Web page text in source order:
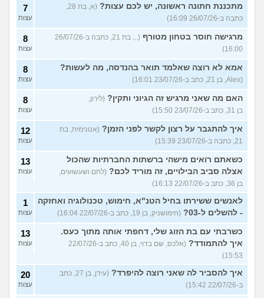
מתכננת חתונה ראשונה, יש לכם עצות?
(א, בת 28,
כתבה ב-26/07/26 16:09)
7
עצות
מרגישה חוסר בטחון מטורף
(.., בת 21, כתבה ב-26/07/26
16:00)
8
עצות
אמא לא רוצה שאלמד תואר בהנדסה, מה לעשות?
(Alex, בן 21, כתב ב-23/07/26 16:01)
8
עצות
האם מה שאני מרגיש זה הגיוני ותקין? (לירון,
בן 31, כתב ב-23/07/26 15:50)
8
עצות
איך להתגבר על רצון לקשר לפני הזמן? (אנונימית, בת
21, כתבה ב-23/07/26 15:39)
12
עצות
כשאתם רואים מישהי ברשתות החברתיות שהכול
אצלה סביב הבילויים, זה מוריד לכם? (לחם ושעשועים,
בן 36, כתב ב-22/07/26 16:13)
13
עצות
לאנשים ששירתו בחיל הטנ"א, חימוש, טכנולוגיה ואחזקה
- להשלים ל-03?
(חימושניק, בן 19, כתב ב-22/07/26 16:04)
1
עצות
כשרבתי עם בת הזוג שלי, דחפתי אותה מתוך כעס.
איך להתמודד?
(אלכס, שם בדוי, בן 40, כתב ב-22/07/26
15:53)
13
עצות
איך להסביר לה שאני רוצה להיפרד?
(עידן, בן 27, כתב
ב-22/07/26 15:42)
20
עצות